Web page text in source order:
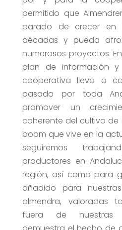
permitido que
parado de crecer en
décadas y pueda
numerosos proyectos.
plan de información
cooperativa lleva a
pasado por toda
promover un
coherente del cultivo de
boom que vive en la
seguiremos
productores en
región, así como para
añadido para
almendra, valoradas
fuera de nuestras